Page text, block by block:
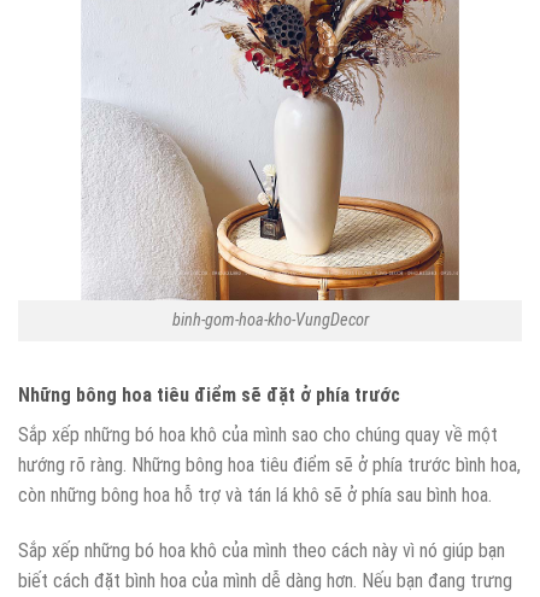
binh-gom-hoa-kho-VungDecor
Những bông hoa tiêu điểm sẽ đặt ở phía trước
Sắp xếp những bó hoa khô của mình sao cho chúng quay về một
hướng rõ ràng. Những bông hoa tiêu điểm sẽ ở phía trước bình hoa,
còn những bông hoa hỗ trợ và tán lá khô sẽ ở phía sau bình hoa.
Sắp xếp những bó hoa khô của mình theo cách này vì nó giúp bạn
biết cách đặt bình hoa của mình dễ dàng hơn. Nếu bạn đang trưng